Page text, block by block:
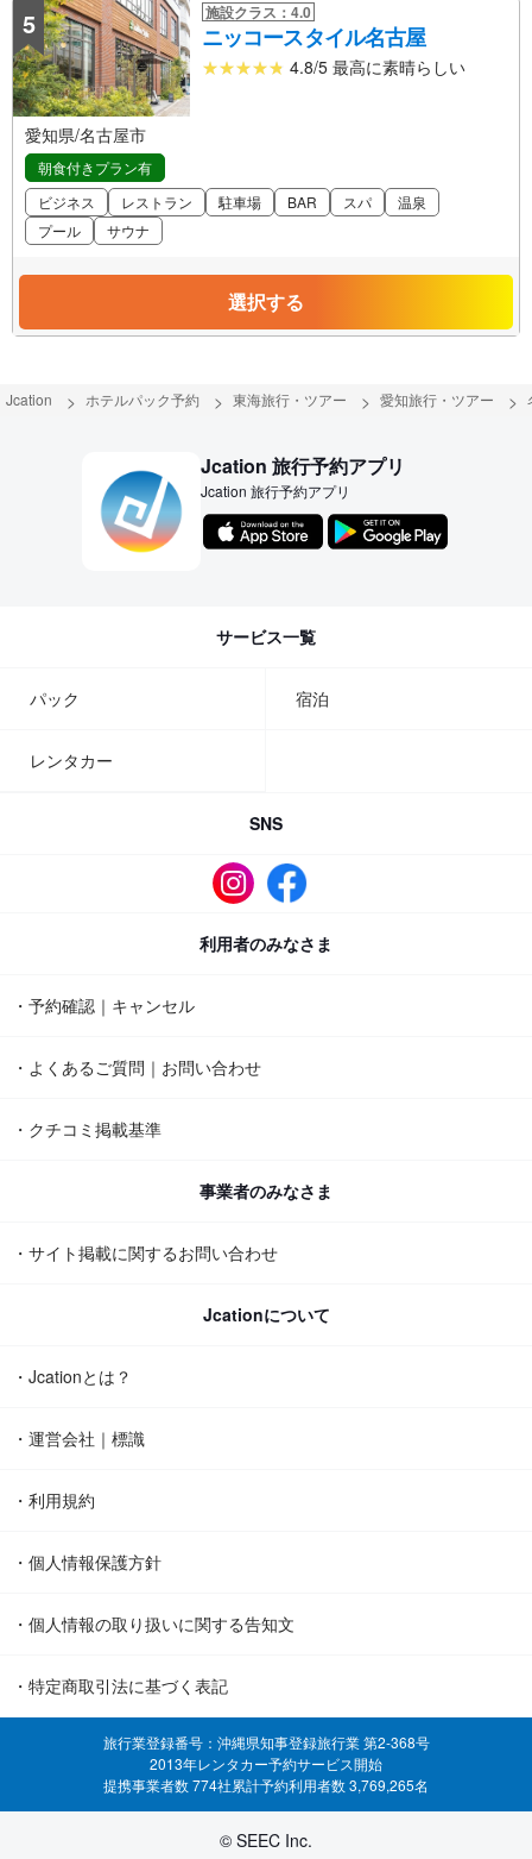
5 施設クラス：4.0
ニッコースタイル名古屋
4.8/5 最高に素晴らしい
愛知県/名古屋市
朝食付きプラン有
ビジネス
レストラン 駐車場 BAR スパ
温泉
プール
サウナ
選択する
Jcation ホテルパック予約 東海旅行・ツアー 愛知旅行・ツアー
Jcation 旅行予約アプリ
Jcation 旅行予約アプリ
サービス一覧
パック 宿泊
レンタカー
SNS
利用者のみなさま
・予約確認｜キャンセル
・よくあるご質問｜お問い合わせ
・クチコミ掲載基準
事業者のみなさま
・サイト掲載に関するお問い合わせ
Jcationについて
・Jcationとは？
・運営会社｜標識
・利用規約
・個人情報保護方針
・個人情報の取り扱いに関する告知文
・特定商取引法に基づく表記
旅行業登録番号：沖縄県知事登録旅行業 第2-368号
2013年レンタカー予約サービス開始
提携事業者数 774社累計予約利用者数 3,769,265名
© SEEC Inc.